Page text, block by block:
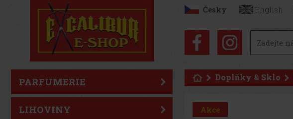
Česky English
PARFUMERIE
LIHOVINY
Doplňky & Sklo
Akce